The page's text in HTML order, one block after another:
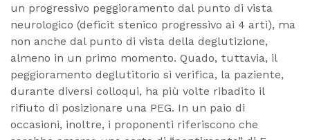
un progressivo peggioramento dal punto di vista
neurologico (deficit stenico progressivo ai 4 arti), ma
non anche dal punto di vista della deglutizione,
almeno in un primo momento. Quado, tuttavia, il
peggioramento deglutitorio si verifica, la paziente,
durante diversi colloqui, ha più volte ribadito il
rifiuto di posizionare una PEG. In un paio di
occasioni, inoltre, i proponenti riferiscono che